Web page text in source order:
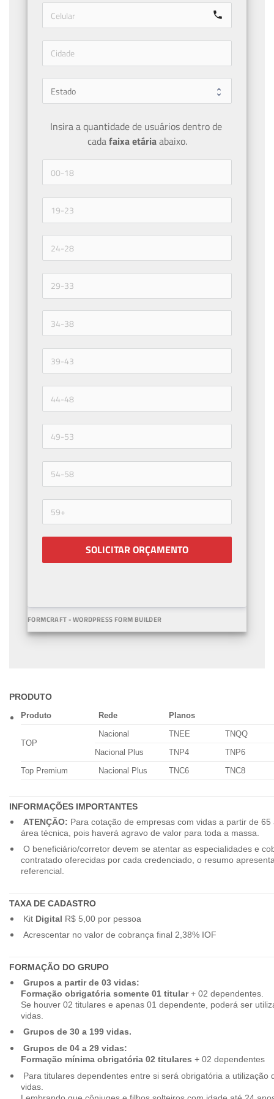
call
Insira a quantidade de usuários dentro de
cada faixa etária abaixo.
SOLICITAR ORÇAMENTO
FORMCRAFT - WORDPRESS FORM BUILDER
PRODUTO
Produto Rede Planos
TOP
Nacional TNEE
TNQQ
Nacional Plus
TNP4
TNP6
Top Premium
Nacional Plus TNC6 TNC8
INFORMAÇÕES IMPORTANTES
ATENÇÃO: Para cotação de empresas com vidas a partir de
área técnica, pois haverá agravo de valor para toda a massa.
O beneficiário/corretor devem se atentar as especialidades e
contratado oferecidas por cada credenciado, o resumo
referencial.
TAXA DE CADASTRO
Kit Digital R$ 5,00 por pessoa
Acrescentar no valor de cobrança final 2,38% IOF
FORMAÇÃO DO GRUPO
Grupos a partir de 03 vidas:
Formação obrigatória somente 01 titular+ 02 dependentes.
Se houver 02 titulares e apenas 01 dependente, poderá ser
vidas.
Grupos de 30 a 199 vidas.
Grupos de 04 a 29 vidas:
Formação mínima obrigatória 02 titulares + 02 dependentes
Para titulares dependentes entre si será obrigatória a utilização
vidas.